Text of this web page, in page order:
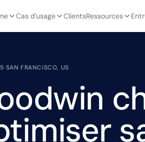
Cas d'usage ClientsRessources
·SAN FRANCISCO, US